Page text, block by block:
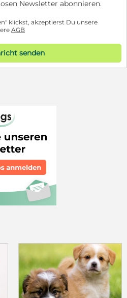
Newsletter abonnieren.
klickst, akzeptierst Du unsere
AGB
senden